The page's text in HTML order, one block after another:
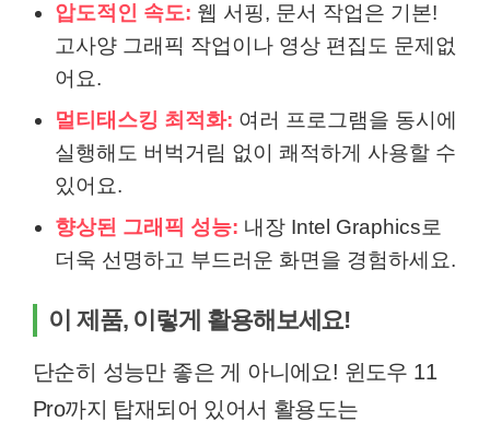
압도적인 속도: 웹 서핑, 문서 작업은 기본!
고사양 그래픽 작업이나 영상 편집도 문제없
어요.
멀티태스킹 최적화: 여러 프로그램을 동시에
실행해도 버벅거림 없이 쾌적하게 사용할 수
있어요.
향상된 그래픽 성능: 내장 Intel Graphics로
더욱 선명하고 부드러운 화면을 경험하세요.
이 제품, 이렇게 활용해보세요!
단순히 성능만 좋은 게 아니에요! 윈도우 11
Pro까지 탑재되어 있어서 활용도는